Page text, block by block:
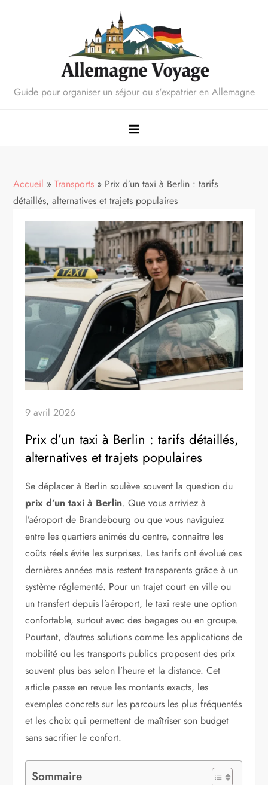
Guide pour organiser un séjour ou s'expatrier en Allemagne
Accueil »Transports » Prix d’un taxi à Berlin : tarifs
détaillés, alternatives et trajets populaires
9 avril 2026
Prix d’un taxi à Berlin : tarifs détaillés,
alternatives et trajets populaires
Se déplacer à Berlin soulève souvent la question du
prix d’un taxi à Berlin. Que vous arriviez à
l’aéroport de Brandebourg ou que vous naviguiez
entre les quartiers animés du centre, connaître les
coûts réels évite les surprises. Les tarifs ont évolué ces
dernières années mais restent transparents grâce à un
système réglementé. Pour un trajet court en ville ou
un transfert depuis l’aéroport, le taxi reste une option
confortable, surtout avec des bagages ou en groupe.
Pourtant, d’autres solutions comme les applications de
mobilité ou les transports publics proposent des prix
souvent plus bas selon l’heure et la distance. Cet
article passe en revue les montants exacts, les
exemples concrets sur les parcours les plus fréquentés
et les choix qui permettent de maîtriser son budget
sans sacrifier le confort.
Sommaire